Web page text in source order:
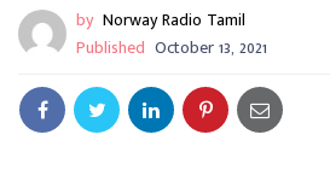
by Norway Radio Tamil
Published October 13, 2021